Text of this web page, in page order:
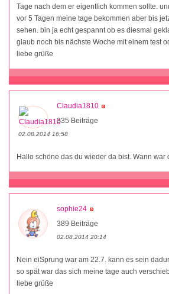
Tage nach dem er eigentlich kommen sollte.
vor 5 Tagen meine tage bekommen aber bis
sehen. bin ja echt gespannt ob es diesmal
glaub noch bis nächste Woche mit einem test
liebe grüße
Claudia1810
335 Beiträge
02.08.2014 16:58
Hallo schöne das du wieder da bist. Wann
sophie24
389 Beiträge
02.08.2014 20:14
Nein eiSprung war am 22.7. kann es sein
so spät war das sich meine tage auch
liebe grüße